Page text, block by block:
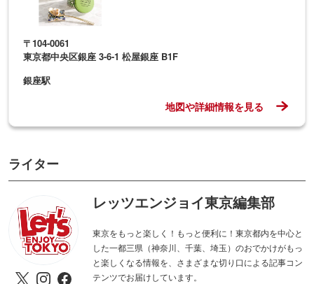
〒104-0061
東京都中央区銀座 3-6-1 松屋銀座 B1F
銀座駅
地図や詳細情報を見る
ライター
レッツエンジョイ東京編集部
東京をもっと楽しく！もっと便利に！東京都内を中心と
した一都三県（神奈川、千葉、埼玉）のおでかけがもっ
と楽しくなる情報を、さまざまな切り口による記事コン
テンツでお届けしています。